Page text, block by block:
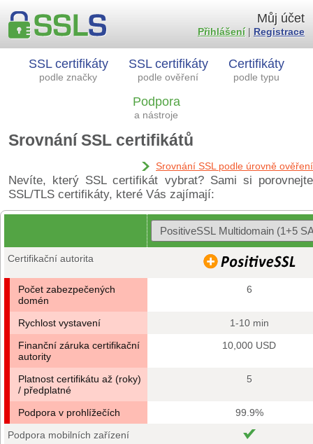
SSL certifikáty
podle značky
SSL certifikáty
podle ověření
Certifikáty
podle typu
Podpora
a nástroje
Můj účet
Přihlášení| Registrace
Srovnání SSL certifikátů
Srovnání SSL podle úrovně ověření
Nevíte, který SSL certifikát vybrat? Sami si porovnejte
SSL/TLS certifikáty, které Vás zajímají:
Certifikační autorita
Počet zabezpečených
domén
6
Rychlost vystavení
1-10 min
Finanční záruka certifikační
autority
10,000 USD
Platnost certifikátu až (roky)
/ předplatné
5
Podpora v prohlížečích
99.9%
Podpora mobilních zařízení